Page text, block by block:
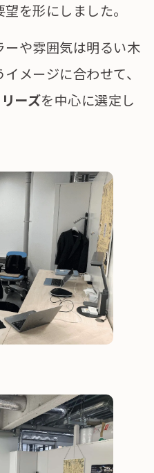
を形にしました。
ーや雰囲気は明るい木
メージに合わせて、
ーズを中心に選定し